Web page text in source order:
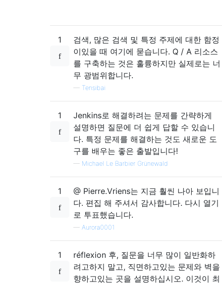
1
검색, 많은 검색 및 특정 주제에 대한 함정
이있을 때 여기에 묻습니다. Q / A 리소스
를 구축하는 것은 훌륭하지만 실제로는 너
무 광범위합니다.
— Tensibai
1
Jenkins로 해결하려는 문제를 간략하게
설명하면 질문에 더 쉽게 답할 수 있습니
다. 특정 문제를 해결하는 것도 새로운 도
구를 배우는 좋은 출발입니다!
— Michael Le Barbier Grünewald
1
@ Pierre.Vriens는 지금 훨씬 나아 보입니
다. 편집 해 주셔서 감사합니다. 다시 열기
로 투표했습니다.
— Aurora0001
1
réflexion 후, 질문을 너무 많이 일반화하
려고하지 말고, 직면하고있는 문제와 벽을
향하고있는 곳을 설명하십시오. 이것이 최